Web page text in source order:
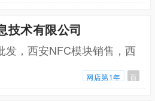
技术有限公司
发，西安NFC模块销售，西
网店第1年 百